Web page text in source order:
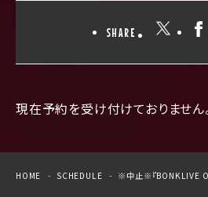
SHARE
現在予約を受け付けておりません
HOME SCHEDULE ※中止※『BONKLIVE